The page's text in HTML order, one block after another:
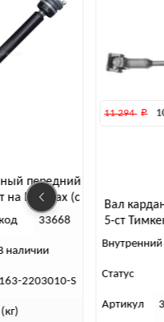
передний
на ШРУСах (с
33668
наличии
2203010-S
Вал
5-ст
11 294 ₽
Статус
Артикул